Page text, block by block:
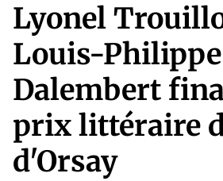
Lyonel
Louis-Philippe
Dalembert
prix littéraire
d'Orsay